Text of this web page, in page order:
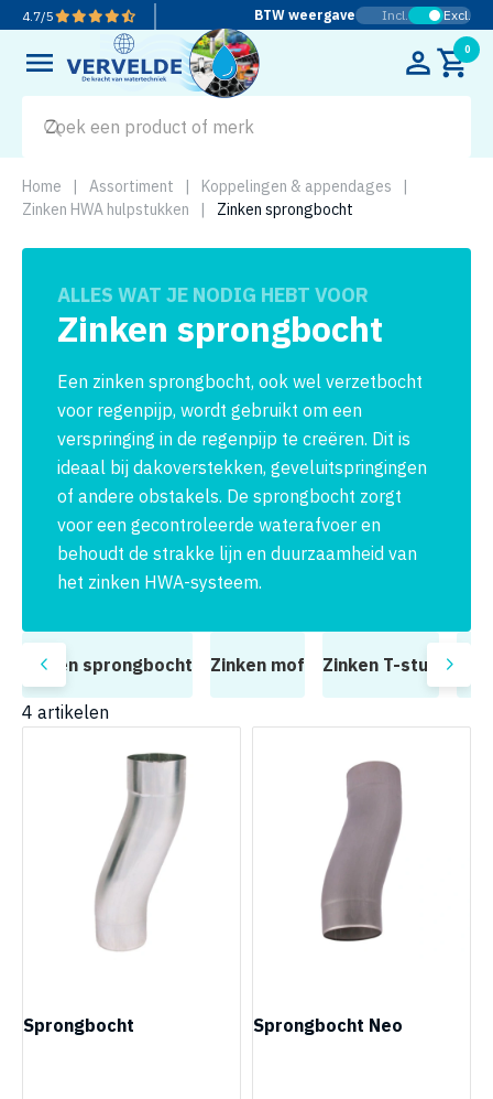
4.7/5 BTW weergave Incl. Excl.
0
Home | Assortiment | Koppelingen & appendages
|
Zinken HWA hulpstukken
| Zinken sprongbocht
ALLES WAT JE NODIG HEBT VOOR
Zinken sprongbocht
Een zinken sprongbocht, ook wel verzetbocht
voor regenpijp, wordt gebruikt om een
verspringing in de regenpijp te creëren. Dit is
ideaal bij dakoverstekken, geveluitspringingen
of andere obstakels. De sprongbocht zorgt
voor een gecontroleerde waterafvoer en
behoudt de strakke lijn en duurzaamheid van
het zinken HWA-systeem.
Zinken sprongbocht Zinken mof Zinken T-stuk
4 artikelen
Sprongbocht Sprongbocht Neo